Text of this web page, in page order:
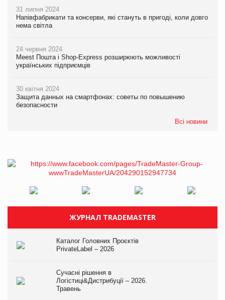
31 липня 2024
Напівфабрикати та консерви, які стануть в пригоді, коли довго
нема світла
24 червня 2024
Meest Пошта і Shop-Express розширюють можливості
українських підприємців
30 квітня 2024
Защита данных на смартфонах: советы по повышению
безопасности
Всі новини
ЖУРНАЛ TRADEMASTER
Каталог Головних Проєктів
PrivateLabel – 2026
Сучасні рішення в
Логістиці&Дистрибуції – 2026.
Травень